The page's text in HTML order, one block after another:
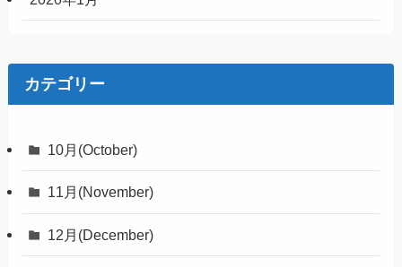
カテゴリー
10月(October)
11月(November)
12月(December)